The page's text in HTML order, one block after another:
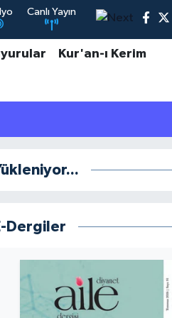
Canlı Yayın
Kur'an-ı Kerim
Dergiler